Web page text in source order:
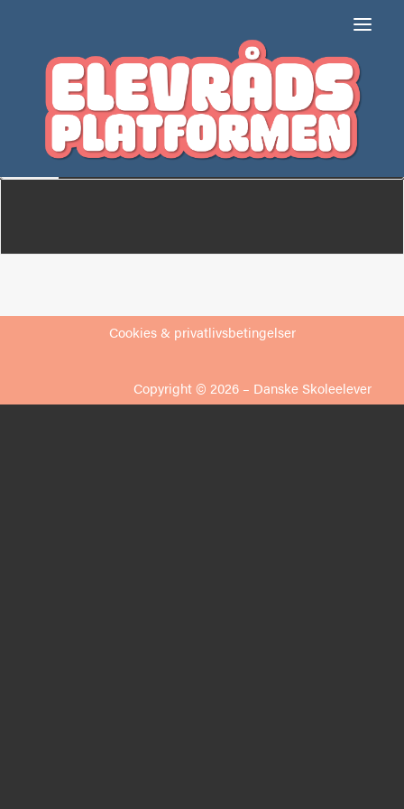
Frederik Barfods
Skole
Medlemmer
Cookies & privatlivsbetingelser
Copyright © 2026 – Danske Skoleelever